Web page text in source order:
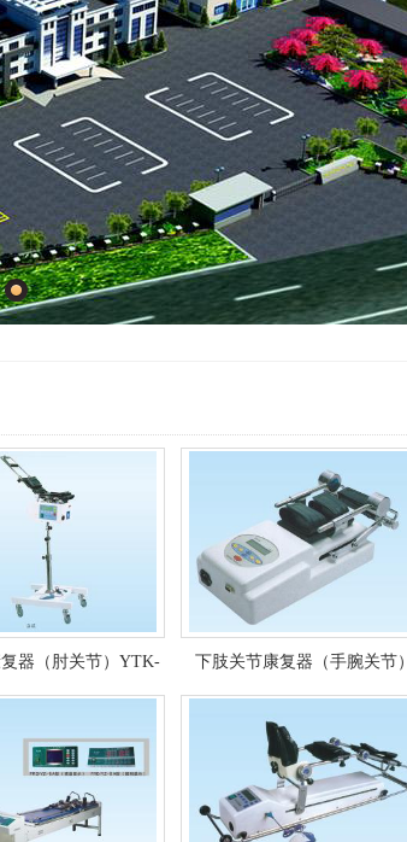
器（肘关节）YTK- 下肢关节康复器（手腕关节）